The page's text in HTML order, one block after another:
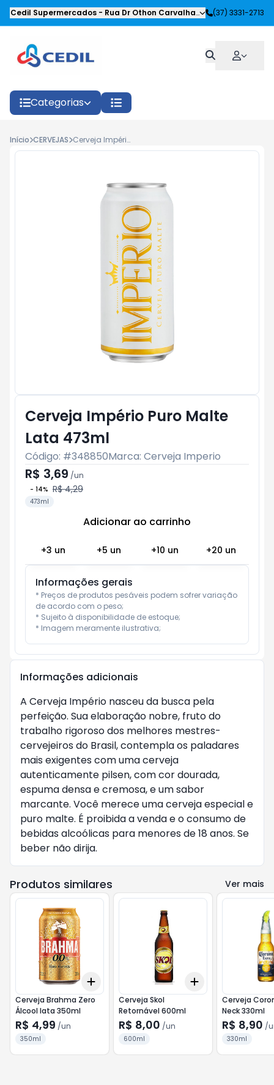
Cedil Supermercados- Rua Dr Othon Carvalhaes Siqueira,Oliveira
(37) 3331-2713
Categorias
Início CERVEJAS Cerveja Império Puro Malte Lata 473ml
Cerveja Império Puro Malte
Lata 473ml
Código: #348850Marca: Cerveja Imperio
R$ 3,69 /un
- 14% R$ 4,29
473ml
Adicionar ao carrinho
+3 un +5 un +10 un +20 un
Informações gerais
* Preços de produtos pesáveis podem sofrer variação
de acordo com o peso;
* Sujeito à disponibilidade de estoque;
* Imagem meramente ilustrativa;
Informações adicionais
A Cerveja Império nasceu da busca pela
perfeição. Sua elaboração nobre, fruto do
trabalho rigoroso dos melhores mestres-
cervejeiros do Brasil, contempla os paladares
mais exigentes com uma cerveja
autenticamente pilsen, com cor dourada,
espuma densa e cremosa, e um sabor
marcante. Você merece uma cerveja especial e
puro malte. É proibida a venda e o consumo de
bebidas alcoólicas para menores de 18 anos. Se
beber não dirija.
Produtos similares Ver mais
Add
Cerveja Brahma Zero
Álcool lata 350ml
R$ 4,99 /un
350ml
Add
Cerveja Skol
Retornável 600ml
R$ 8,00 /un
600ml
Cerveja
Neck 330ml
R$ 8,90 /
330ml